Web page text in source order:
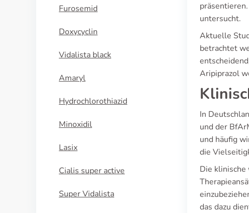
Furosemid
Doxycyclin
Vidalista black
Amaryl
Hydrochlorothiazid
Minoxidil
Lasix
Cialis super active
Super Vidalista
untersucht.
Aktuelle
betrachtet
Aripiprazol
In
und der
und häufig
die
Die
das dazu